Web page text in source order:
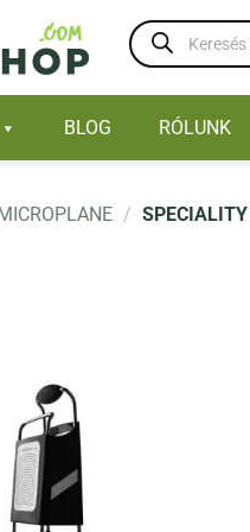
Products
search
BLOG RÓLUNK
MICROPLANE / SPECIALITY